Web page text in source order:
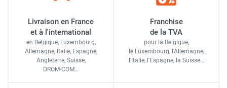
Livraison en France
et à l'international
en Belgique, Luxembourg,
Allemagne, Italie, Espagne,
Angleterre, Suisse,
DROM-COM…
Franchise
de la TVA
pour la Belgique,
le Luxembourg, l'Allemagne,
l'Italie, l'Espagne, la Suisse…